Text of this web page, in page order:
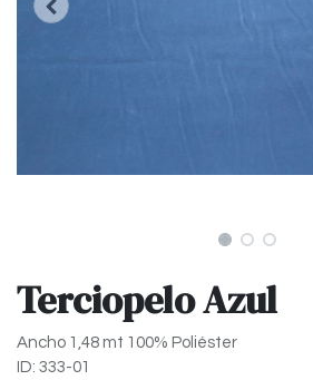
Terciopelo Azul
Ancho 1,48 mt 100% Poliéster
ID: 333-01